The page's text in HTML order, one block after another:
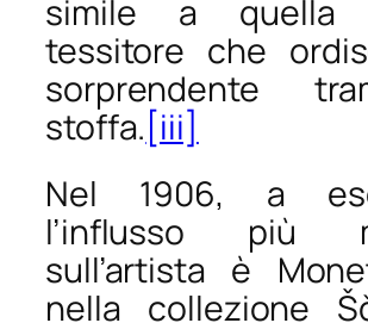
simile a
tessitore che
sorprendente
stoffa. [iii]
Nel 1906, a
l’influsso più
sull’artista è
nella collezione